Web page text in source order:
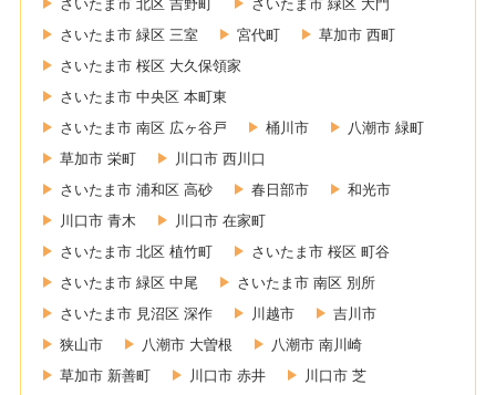
さいたま市 緑区 三室
宮代町
草加市 西町
さいたま市 桜区 大久保領家
さいたま市 中央区 本町東
さいたま市 南区 広ヶ谷戸
桶川市
八潮市 緑町
草加市 栄町
川口市 西川口
さいたま市 浦和区 高砂
春日部市
和光市
川口市 青木
川口市 在家町
さいたま市 北区 植竹町
さいたま市 桜区 町谷
さいたま市 緑区 中尾
さいたま市 南区 別所
さいたま市 見沼区 深作
川越市
吉川市
狭山市
八潮市 大曽根
八潮市 南川崎
草加市 新善町
川口市 赤井
川口市 芝